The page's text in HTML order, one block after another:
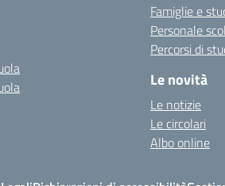
Famiglie e
Personale
Percorsi di
Le novità
Le notizie
Le circolari
Albo online